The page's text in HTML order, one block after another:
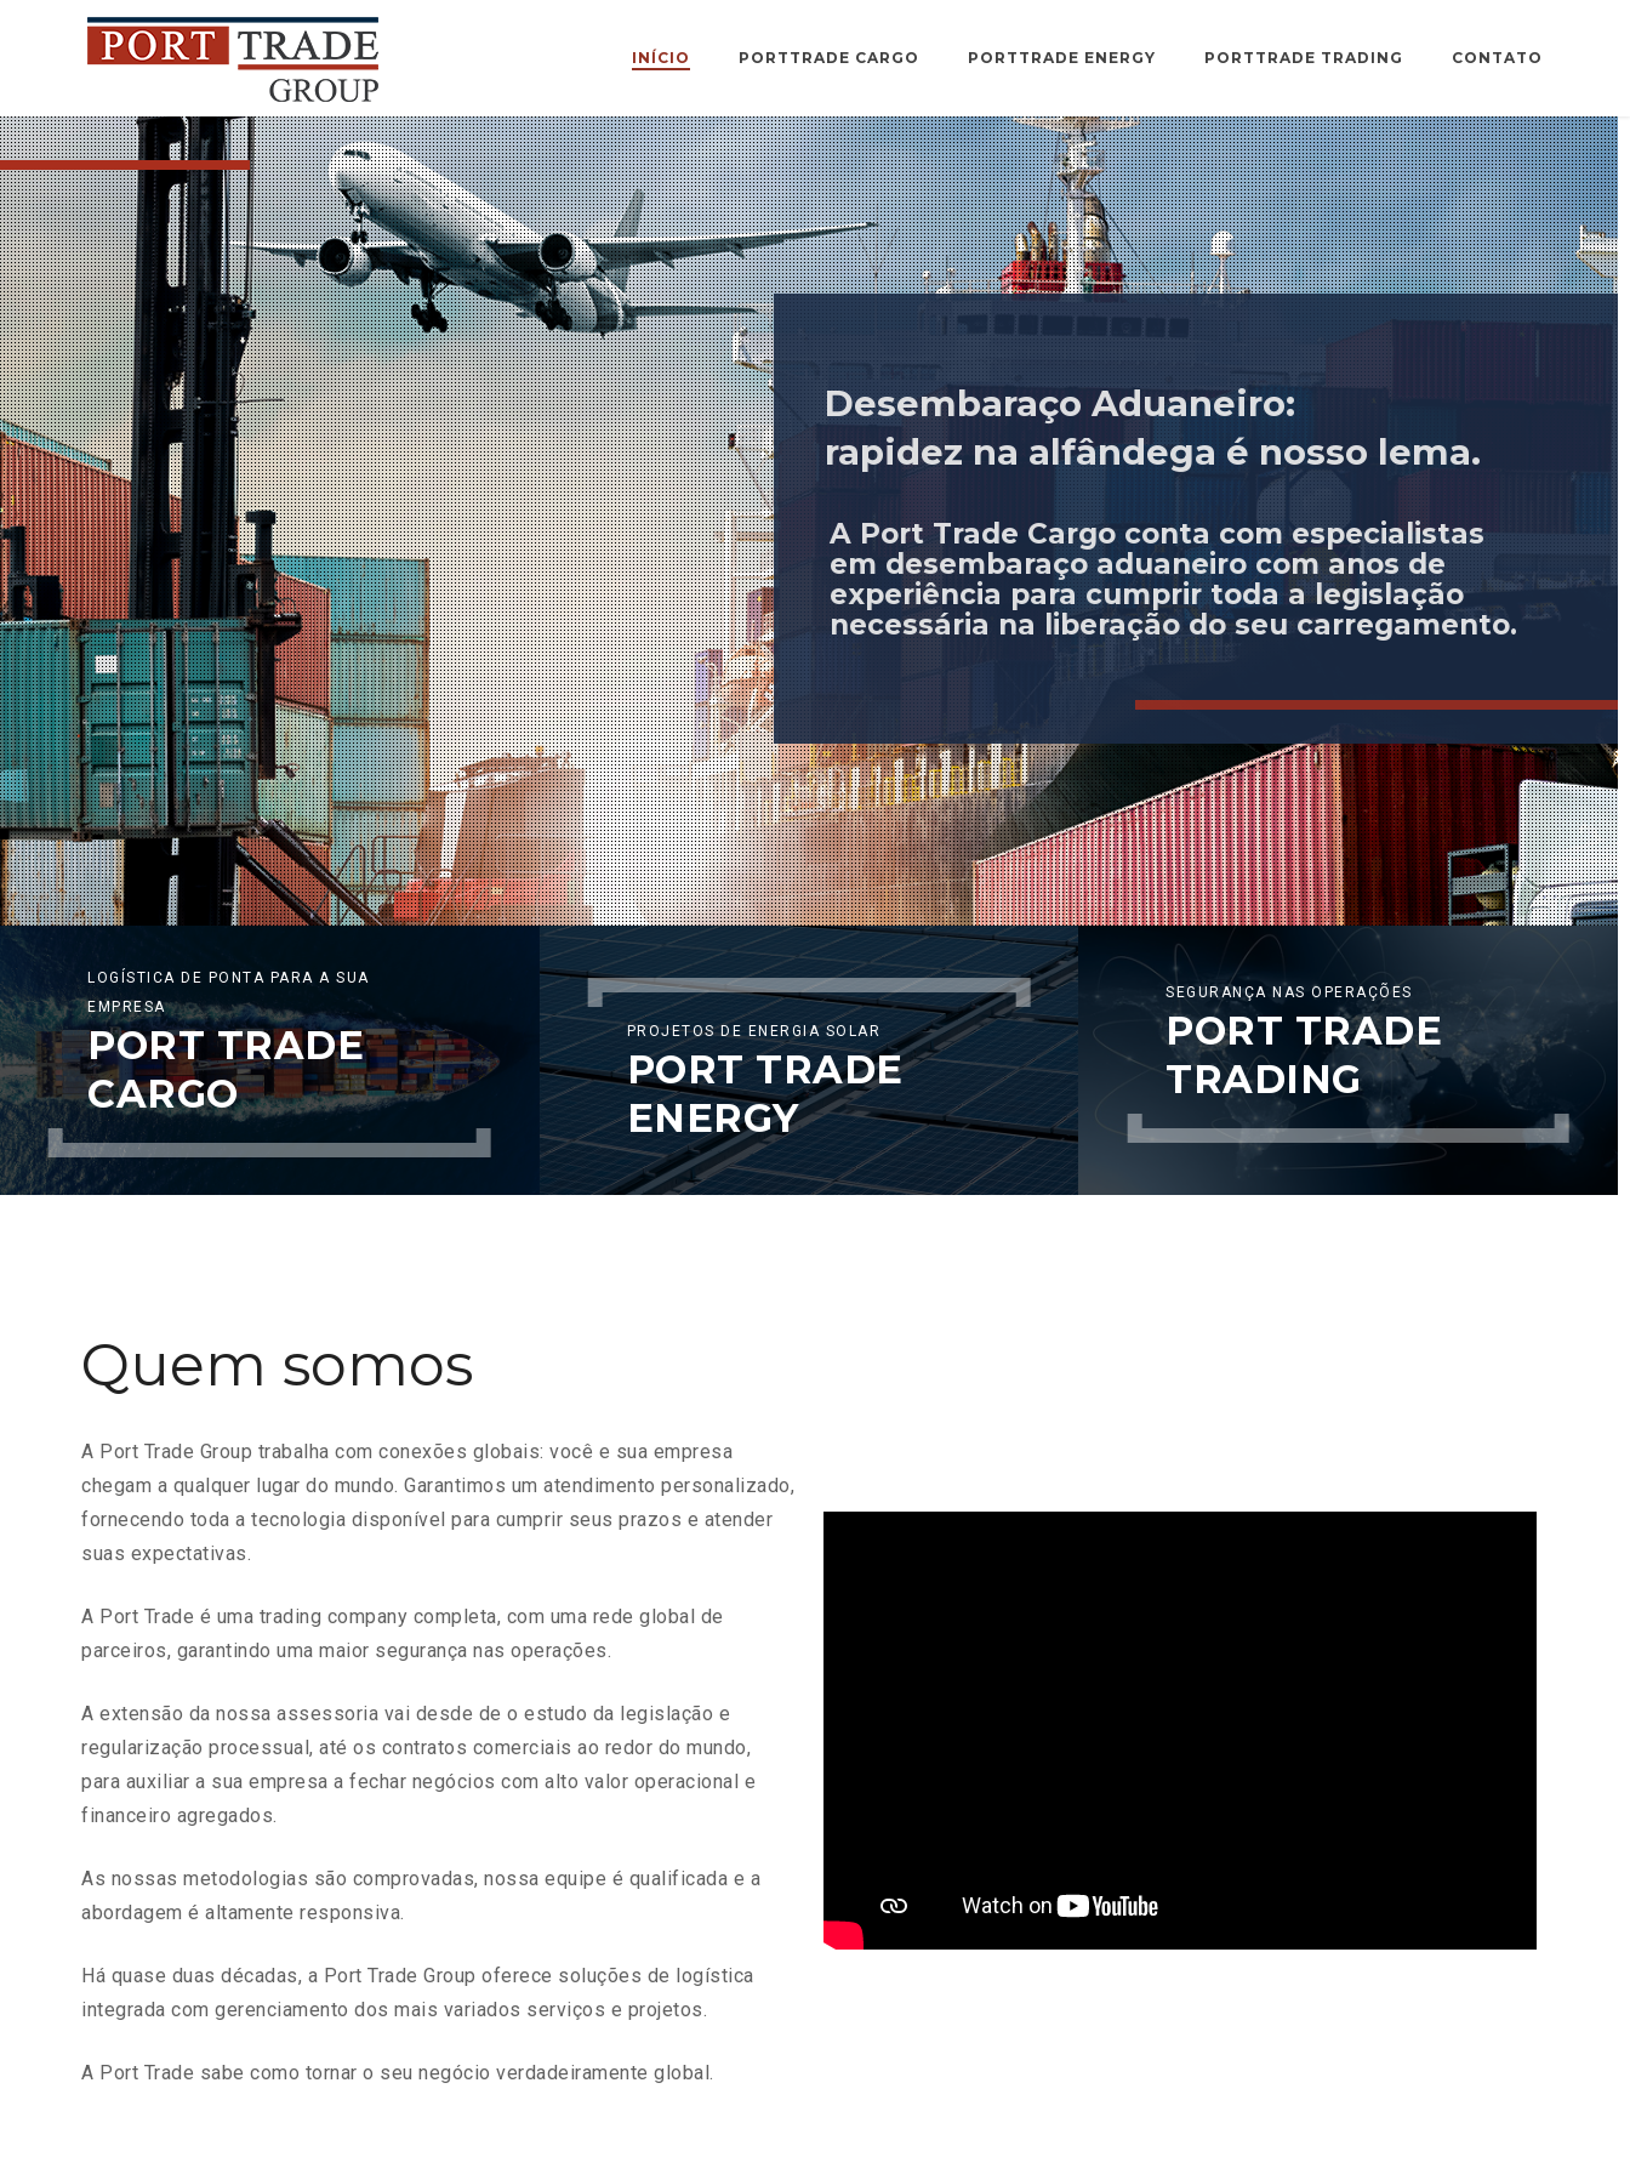
INÍCIO PORTTRADE CARGO PORTTRADE ENERGY PORTTRADE TRADING CONTATO
A Port Trade Cargo conta com especialistas
em desembaraço aduaneiro com anos de
experiência para cumprir toda a legislação
necessária na liberação do seu carregamento.
Desembaraço Aduaneiro:
rapidez na alfândega é nosso lema.
LOGÍSTICA DE PONTA PARA A SUA
EMPRESA
PORT TRADE
CARGO
PROJETOS DE ENERGIA SOLAR
PORT TRADE
ENERGY
SEGURANÇA NAS OPERAÇÕES
PORT TRADE
TRADING
Quem somos
A Port Trade Group trabalha com conexões globais: você e sua empresa
chegam a qualquer lugar do mundo. Garantimos um atendimento personalizado,
fornecendo toda a tecnologia disponível para cumprir seus prazos e atender
suas expectativas.
A Port Trade é uma trading company completa, com uma rede global de
parceiros, garantindo uma maior segurança nas operações.
A extensão da nossa assessoria vai desde de o estudo da legislação e
regularização processual, até os contratos comerciais ao redor do mundo,
para auxiliar a sua empresa a fechar negócios com alto valor operacional e
financeiro agregados.
As nossas metodologias são comprovadas, nossa equipe é qualificada e a
abordagem é altamente responsiva.
Há quase duas décadas, a Port Trade Group oferece soluções de logística
integrada com gerenciamento dos mais variados serviços e projetos.
A Port Trade sabe como tornar o seu negócio verdadeiramente global.